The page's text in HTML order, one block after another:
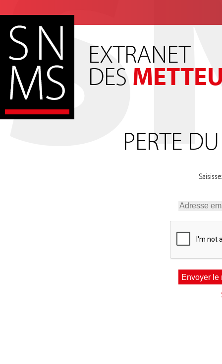
EXTRANET
DES
PERTE